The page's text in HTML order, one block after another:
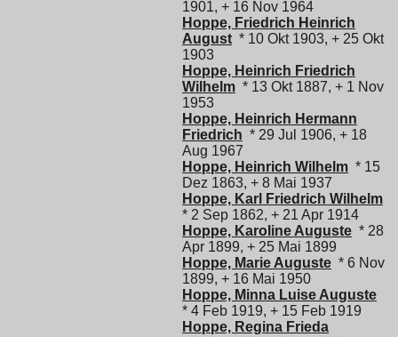
1901, + 16 Nov 1964
Hoppe, Friedrich Heinrich
August * 10 Okt 1903, + 25 Okt
1903
Hoppe, Heinrich Friedrich
Wilhelm * 13 Okt 1887, + 1 Nov
1953
Hoppe, Heinrich Hermann
Friedrich * 29 Jul 1906, + 18
Aug 1967
Hoppe, Heinrich Wilhelm * 15
Dez 1863, + 8 Mai 1937
Hoppe, Karl Friedrich Wilhelm
* 2 Sep 1862, + 21 Apr 1914
Hoppe, Karoline Auguste * 28
Apr 1899, + 25 Mai 1899
Hoppe, Marie Auguste * 6 Nov
1899, + 16 Mai 1950
Hoppe, Minna Luise Auguste
* 4 Feb 1919, + 15 Feb 1919
Hoppe, Regina Frieda